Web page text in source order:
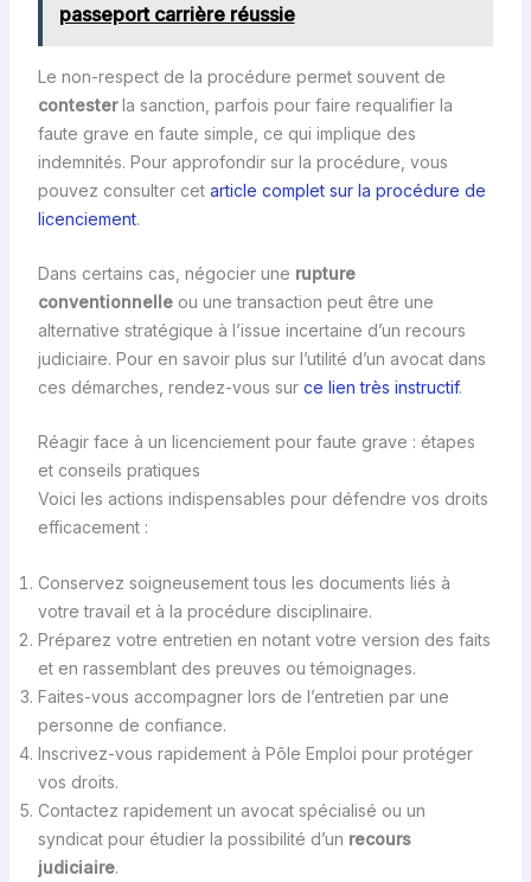
passeport carrière réussie
Le non-respect de la procédure permet souvent de
contesterla sanction, parfois pour faire requalifier la
faute grave en faute simple, ce qui implique des
indemnités. Pour approfondir sur la procédure, vous
pouvez consulter cet article complet sur la procédure de
licenciement.
Dans certains cas, négocier une rupture
conventionnelleou une transaction peut être une
alternative stratégique à l’issue incertaine d’un recours
judiciaire. Pour en savoir plus sur l’utilité d’un avocat dans
ces démarches, rendez-vous sur ce lien très instructif.
Réagir face à un licenciement pour faute grave : étapes
et conseils pratiques
Voici les actions indispensables pour défendre vos droits
efficacement :
Conservez soigneusement tous les documents liés à
votre travail et à la procédure disciplinaire.
Préparez votre entretien en notant votre version des faits
et en rassemblant des preuves ou témoignages.
Faites-vous accompagner lors de l’entretien par une
personne de confiance.
Inscrivez-vous rapidement à Pôle Emploi pour protéger
vos droits.
Contactez rapidement un avocat spécialisé ou un
syndicat pour étudier la possibilité d’un recours
judiciaire.